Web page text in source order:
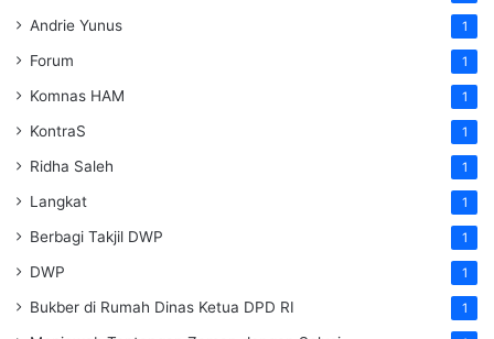
Andrie Yunus 1
Forum 1
Komnas HAM 1
KontraS 1
Ridha Saleh 1
Langkat 1
Berbagi Takjil DWP 1
DWP 1
Bukber di Rumah Dinas Ketua DPD RI 1